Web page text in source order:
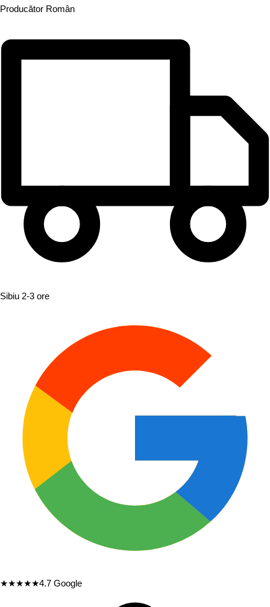
Producător Român
Sibiu 2-3 ore
★★★★★4.7 Google